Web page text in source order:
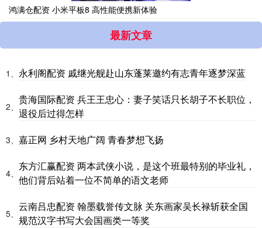
鸿满仓配资 小米平板8 高性能便携新体验
最新文章
1、 永利阁配资 戚继光舰赴山东蓬莱邀约有志青年逐梦深蓝
2、
贵海国际配资 兵王王忠心：妻子笑话只长胡子不长职位，
退役后过得怎样
3、 嘉正网 乡村天地广阔 青春梦想飞扬
4、
东方汇赢配资 两本武侠小说，是这个班最特别的毕业礼，
他们背后站着一位不简单的语文老师
5、
云南吕忠配资 翰墨载誉传文脉 关东画家吴长禄斩获全国
规范汉字书写大会国画类一等奖